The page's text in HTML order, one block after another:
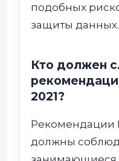
подобных
защиты данных.
Кто должен
2021?
Рекомендации
должны